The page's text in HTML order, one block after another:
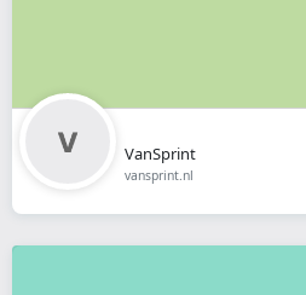
VanSprint
vansprint.nl